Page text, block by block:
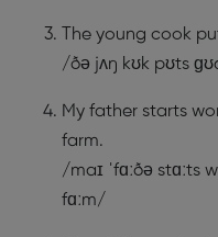
The young cook
/ðə jʌŋ kʊk pʊts
My father starts
farm.
/maɪ ˈfɑːðə stɑːts
fɑːm/